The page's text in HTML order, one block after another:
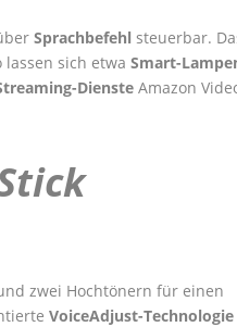
Sprachbefehl steuerbar.
lassen sich etwa Smart-
Dienste Amazon
zwei Hochtönern für einen
VoiceAdjust-Technologie